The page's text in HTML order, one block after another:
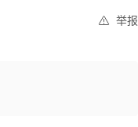
举报